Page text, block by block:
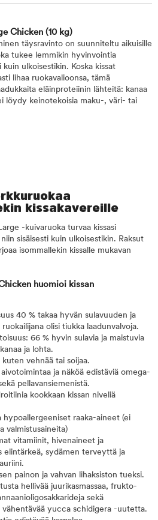
Chicken (10 kg)
täysravinto on suunniteltu aikuisille
tukee lemmikin hyvinvointia
ulkoisestikin. Koska kissat
lihaa ruokavalioonsa, tämä
eläinproteiinin lähteitä: kanaa
löydy keinotekoisia maku-, väri- tai
kissakavereille
-kuivaruoka turvaa kissasi
sisäisesti kuin ulkoisestikin. Raksut
isommallekin kissalle mukavan
huomioi kissan
40 % takaa hyvän sulavuuden ja
olisi tiukka laadunvalvoja.
66 % hyvin sulavia ja maistuvia
ja lohta.
vehnää tai soijaa.
ja näköä edistäviä omega-
pellavansiemenistä.
kookkaan kissan niveliä
hypoallergeeniset raaka-aineet (ei
valmistusaineita)
vitamiinit, hivenaineet ja
elintärkeä, sydämen terveyttä ja
painon ja vahvan lihaksiston tueksi.
hellivää juurikasmassaa, frukto-
sekä
vähentävää yucca schidigera -uutetta.